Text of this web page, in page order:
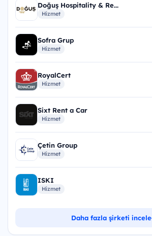
Doğuş Hospitality & Re...
Hizmet
Sofra Grup
Hizmet
RoyalCert
Hizmet
Sixt Rent a Car
Hizmet
Çetin Group
Hizmet
ISKI
Hizmet
Daha fazla şirketi incele